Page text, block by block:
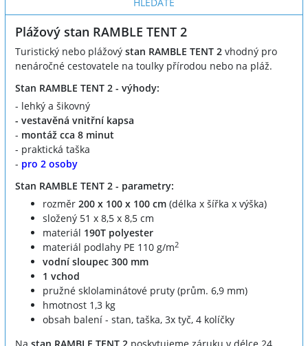
Plážový stan RAMBLE TENT 2
Turistický nebo plážový stan RAMBLE TENT 2 vhodný pro
nenáročné cestovatele na toulky přírodou nebo na pláž.
Stan RAMBLE TENT 2 - výhody:
- lehký a šikovný
- vestavěná vnitřní kapsa
- montáž cca 8 minut
- praktická taška
- pro 2 osoby
Stan RAMBLE TENT 2 - parametry:
rozměr 200 x 100 x 100 cm (délka x šířka x výška)
složený 51 x 8,5 x 8,5 cm
materiál 190T polyester
materiál podlahy PE 110 g/m2
vodní sloupec 300 mm
1 vchod
pružné sklolaminátové pruty (prům. 6,9 mm)
hmotnost 1,3 kg
obsah balení - stan, taška, 3x tyč, 4 kolíčky